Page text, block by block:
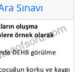
Sınavı